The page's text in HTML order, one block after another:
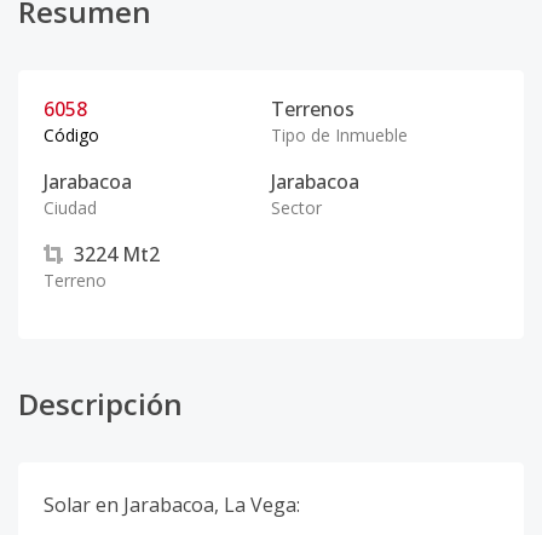
Resumen
6058
Código
Terrenos
Tipo de Inmueble
Jarabacoa
Ciudad
Jarabacoa
Sector
3224 Mt2
Terreno
Descripción
Solar en Jarabacoa, La Vega: